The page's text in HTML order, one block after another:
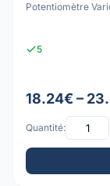
Potentiomètre
5
18.24€ –
Quantité: